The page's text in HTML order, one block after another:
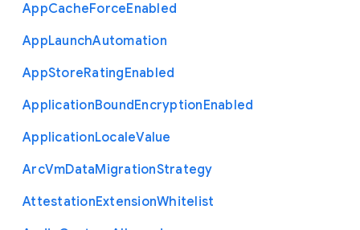
AppCacheForceEnabled
AppLaunchAutomation
AppStoreRatingEnabled
ApplicationBoundEncryptionEnabled
ApplicationLocaleValue
ArcVmDataMigrationStrategy
AttestationExtensionWhitelist